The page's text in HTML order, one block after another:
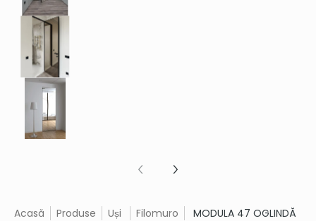
Acasă Produse Uși Filomuro MODULA 47 OGLINDĂ